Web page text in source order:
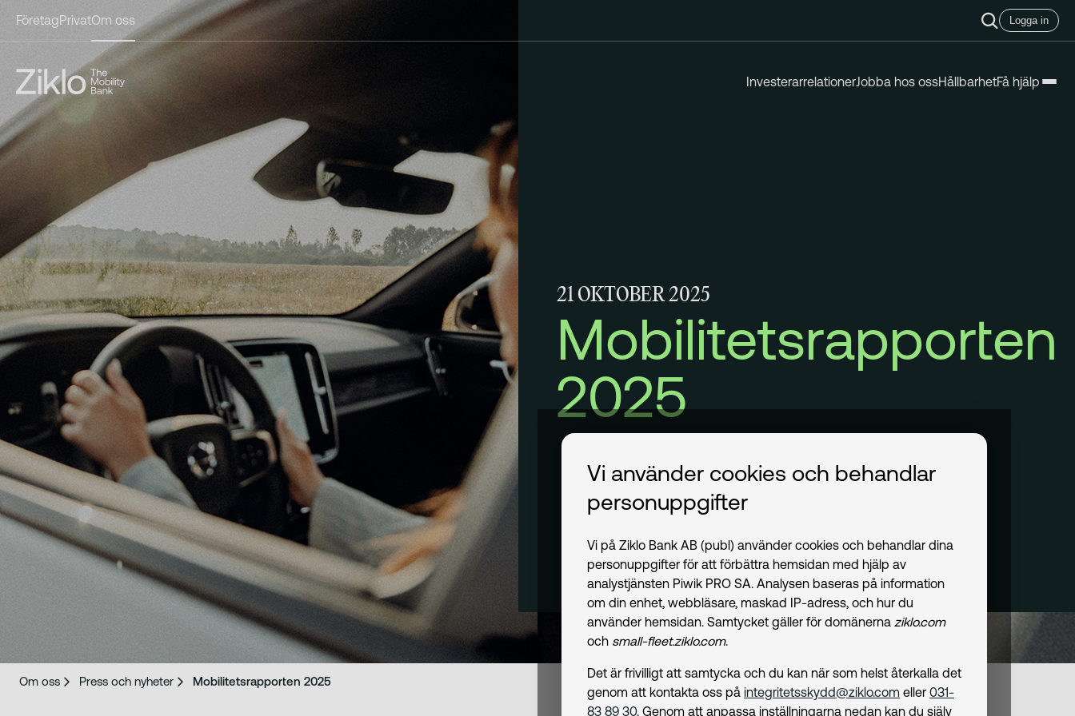
FöretagPrivatOm oss Logga in
InvesterarrelationerJobba hos ossHållbarhetFå hjälp
21 OKTOBER 2025
Mobilitetsrapporten
2025
Om oss Press och nyheter Mobilitetsrapporten 2025
Vi använder cookies och behandlar
personuppgifter
Vi på Ziklo Bank AB (publ) använder cookies och behandlar dina
personuppgifter för att förbättra hemsidan med hjälp av
analystjänsten Piwik PRO SA. Analysen baseras på information
om din enhet, webbläsare, maskad IP-adress, och hur du
använder hemsidan. Samtycket gäller för domänerna ziklo.com
och small-fleet.ziklo.com.
Det är frivilligt att samtycka och du kan när som helst återkalla det
genom att kontakta oss på integritetsskydd@ziklo.com eller 031-
83 89 30. Genom att anpassa inställningarna nedan kan du själv